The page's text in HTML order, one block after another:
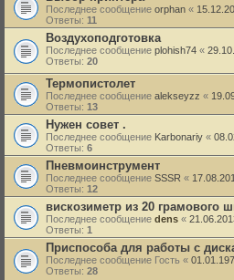
Последнее сообщение orphan «
Ответы: 11
Воздухоподготовка
Последнее сообщение plohish74 «
Ответы: 20
Термопистолет
Последнее сообщение alekseyzz «
Ответы: 13
Нужен совет .
Последнее сообщение Karbonariy «
Ответы: 6
Пневмоинструмент
Последнее сообщение SSSR «
Ответы: 12
вискозиметр из 20 грамового
Последнее сообщение dens «
Ответы: 1
Приспособа для работы с
Последнее сообщение Гость «
Ответы: 28